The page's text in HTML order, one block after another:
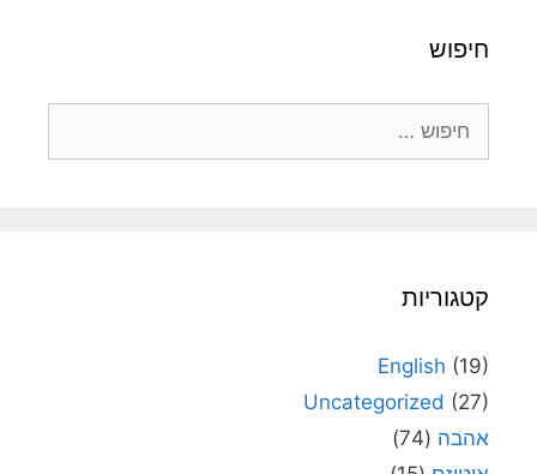
חיפוש
קטגוריות
English (19)
Uncategorized (27)
אהבה (74)